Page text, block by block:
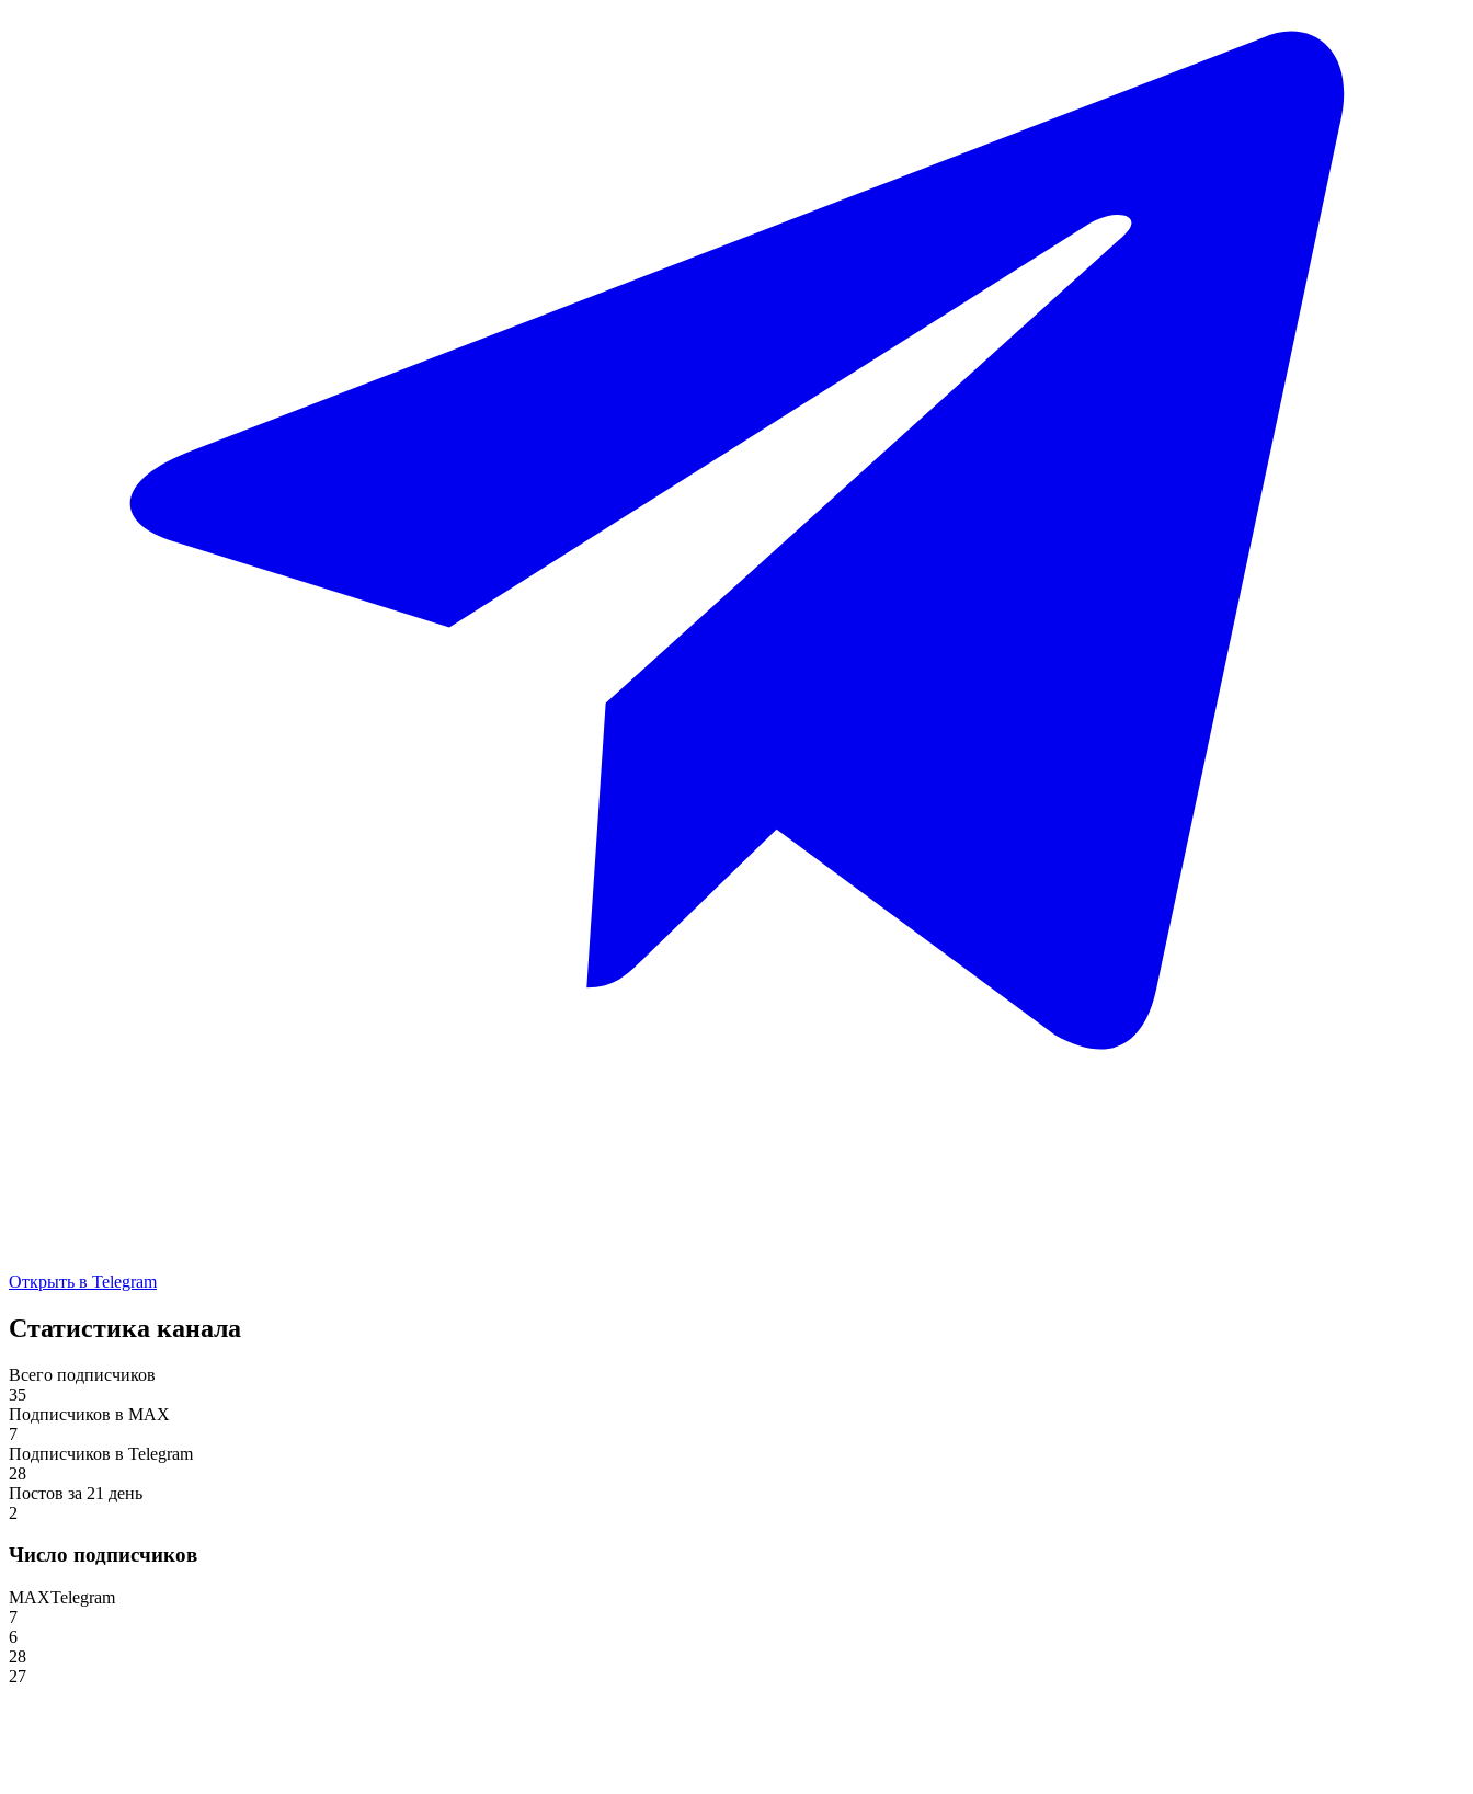
Открыть в Telegram
Статистика канала
Всего подписчиков
35
Подписчиков в MAX
7
Подписчиков в Telegram
28
Постов за 21 день
2
Число подписчиков
MAXTelegram
7
6
28
27